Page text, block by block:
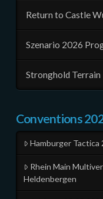
Return to Castle
Szenario 2026
Stronghold Terrain
Conventions
Hamburger Tactica
Rhein Main
Heldenbergen